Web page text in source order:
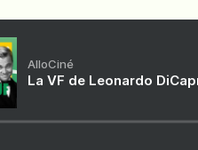
AlloCiné
La VF de Leonardo